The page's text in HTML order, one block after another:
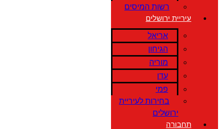
רשות המיסים
עיריית ירושלים
אריאל
הגיחון
מוריה
עדן
פמי
בחירות לעיריית
ירושלים
תחבורה